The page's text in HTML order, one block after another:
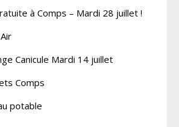
à Comps – Mardi 28 juillet !
Canicule Mardi 14 juillet
Comps
potable